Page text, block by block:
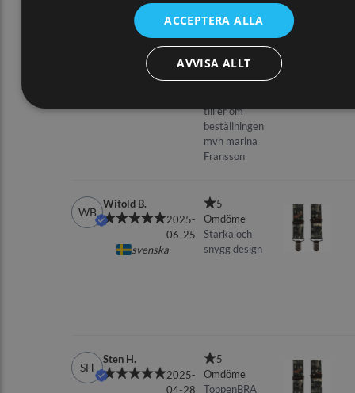
ACCEPTERA ALLA
AVVISA ALLT